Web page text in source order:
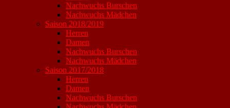
Nachwuchs Burschen
Nachwuchs Mädchen
Saison 2018/2019
Herren
Damen
Nachwuchs Burschen
Nachwuchs Mädchen
Saison 2017/2018
Herren
Damen
Nachwuchs Burschen